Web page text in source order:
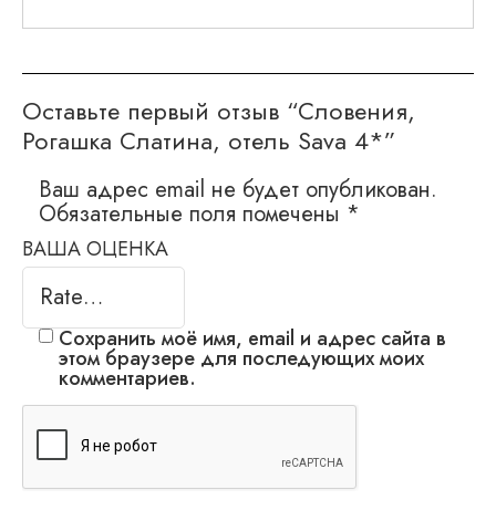
Оставьте первый отзыв “Словения,
Рогашка Слатина, отель Sava 4*”
Ваш адрес email не будет опубликован.
Обязательные поля помечены *
ВАША ОЦЕНКА
Сохранить моё имя, email и адрес сайта в
этом браузере для последующих моих
комментариев.